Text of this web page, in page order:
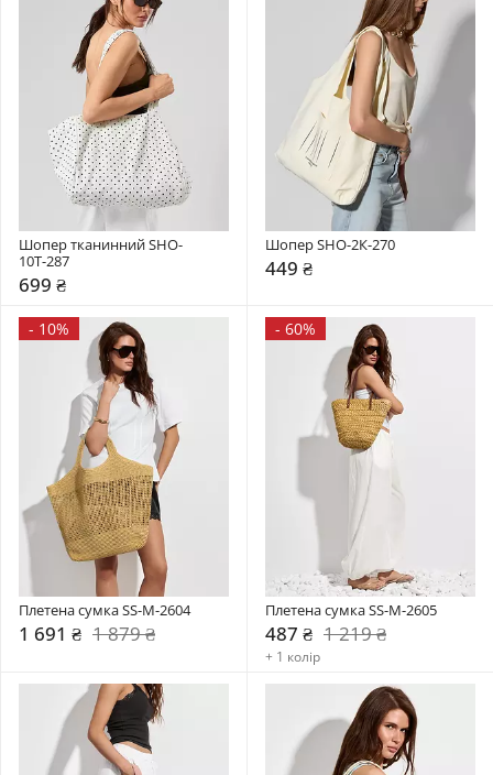
Шопер тканинний SHO-
10Т-287
699 ₴
Шопер SHO-2К-270
449 ₴
- 10%
Плетена сумка SS-M-2604
1 691 ₴ 1 879 ₴
- 60%
Плетена сумка SS-M-2605
487 ₴ 1 219 ₴
+ 1 колір